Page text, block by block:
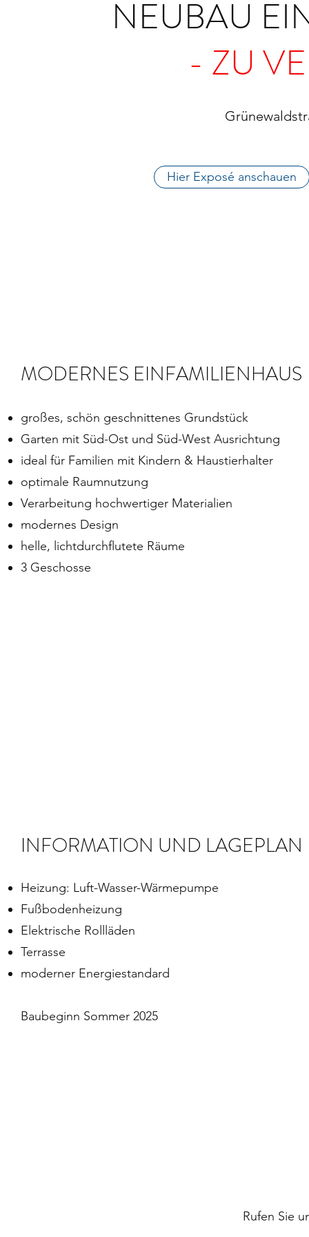
NEUBAU
- ZU
Hier Exposé anschauen
MODERNES EINFAMILIENHAUS
großes, schön geschnittenes Grundstück
Garten mit Süd-Ost und Süd-West Ausrichtung
ideal für Familien mit Kindern & Haustierhalter
optimale Raumnutzung
Verarbeitung hochwertiger Materialien
modernes Design
helle, lichtdurchflutete Räume
3 Geschosse
INFORMATION UND LAGEPLAN
Heizung: Luft-Wasser-Wärmepumpe
Fußbodenheizung
Elektrische Rollläden
Terrasse
moderner Energiestandard
Baubeginn Sommer 2025
Rufen Sie